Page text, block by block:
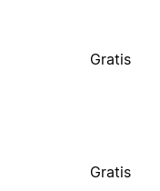
Gratis
Gratis